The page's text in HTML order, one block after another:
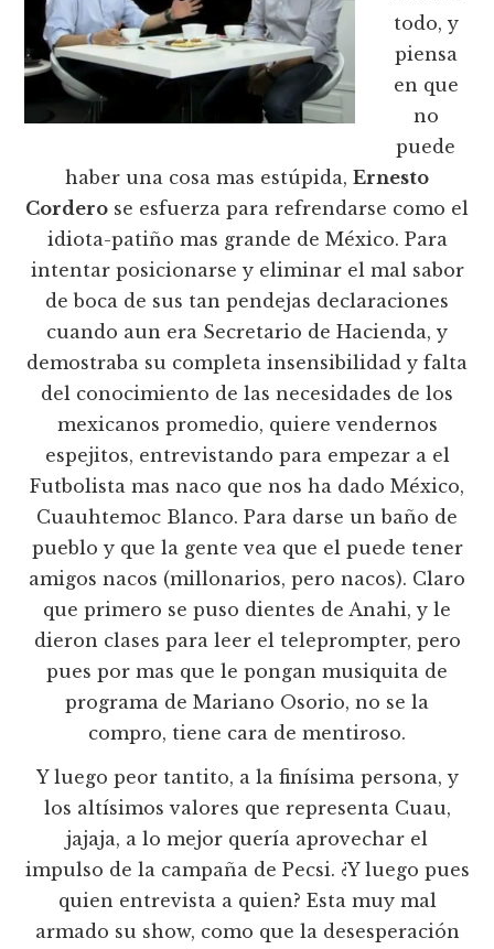
todo, y
piensa
en que
no
puede
haber una cosa mas estúpida, Ernesto
Cordero se esfuerza para refrendarse como el
idiota-patiño mas grande de México. Para
intentar posicionarse y eliminar el mal sabor
de boca de sus tan pendejas declaraciones
cuando aun era Secretario de Hacienda, y
demostraba su completa insensibilidad y falta
del conocimiento de las necesidades de los
mexicanos promedio, quiere vendernos
espejitos, entrevistando para empezar a el
Futbolista mas naco que nos ha dado México,
Cuauhtemoc Blanco. Para darse un baño de
pueblo y que la gente vea que el puede tener
amigos nacos (millonarios, pero nacos). Claro
que primero se puso dientes de Anahi, y le
dieron clases para leer el teleprompter, pero
pues por mas que le pongan musiquita de
programa de Mariano Osorio, no se la
compro, tiene cara de mentiroso.
Y luego peor tantito, a la finísima persona, y
los altísimos valores que representa Cuau,
jajaja, a lo mejor quería aprovechar el
impulso de la campaña de Pecsi. ¿Y luego pues
quien entrevista a quien? Esta muy mal
armado su show, como que la desesperación